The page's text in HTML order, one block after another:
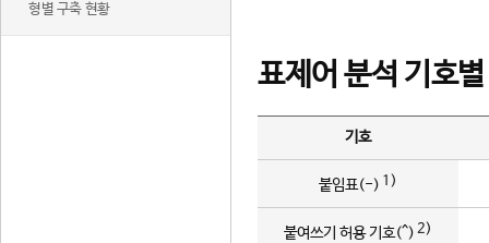
형별 구축 현황
표제어 분석 기호
기호
붙임표(-) 1)
붙여쓰기 허용 기호(^) 2)